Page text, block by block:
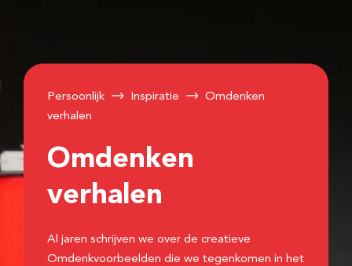
Persoonlijk Inspiratie
Omdenken
verhalen
Omdenken
verhalen
Al jaren schrijven we over de creatieve
Omdenkvoorbeelden die we tegenkomen in het